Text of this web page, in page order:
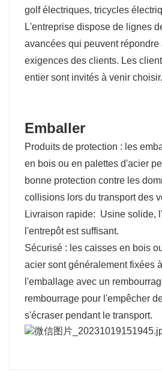
golf électriques, tricycles
L'entreprise dispose de lignes
avancées qui peuvent répondre
exigences des clients. Les
entier sont invités à venir choisir.
Emballer
Produits de protection : les
en bois ou en palettes d'acier
bonne protection contre les
collisions lors du transport des
Livraison rapide: Usine solide,
l'entrepôt est suffisant.
Sécurisé : les caisses en bois
acier sont généralement fixées
l'emballage avec un
rembourrage pour l'empêcher
s'écraser pendant le transport.